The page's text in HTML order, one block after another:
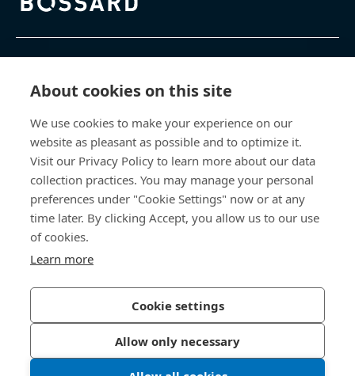
About cookies on this site
We use cookies to make your experience on our
website as pleasant as possible and to optimize it.
Visit our Privacy Policy to learn more about our data
collection practices. You may manage your personal
preferences under "Cookie Settings" now or at any
time later. By clicking Accept, you allow us to our use
of cookies.
Learn more
Cookie settings
Allow only necessary
Bossard homepage
Truy cập trực tiếp
Về Chúng Tôi
Bossard Việt Nam
80 - 82 Nguyễn Văn Kỉnh